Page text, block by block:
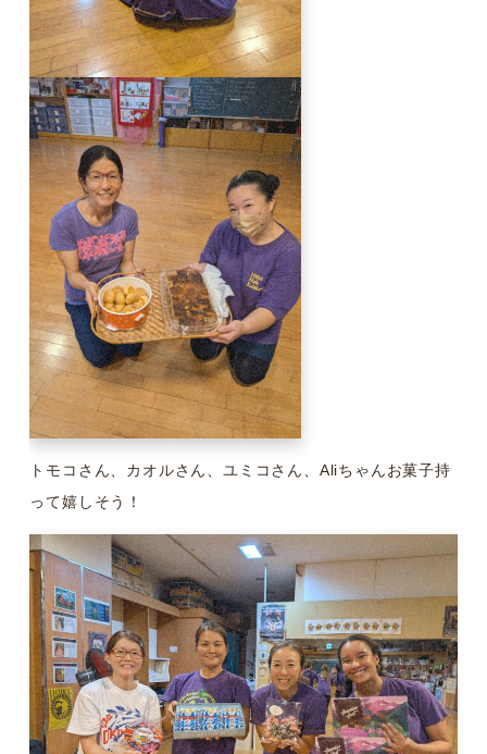
トモコさん、カオルさん、ユミコさん、Aliちゃんお菓子持
って嬉しそう！